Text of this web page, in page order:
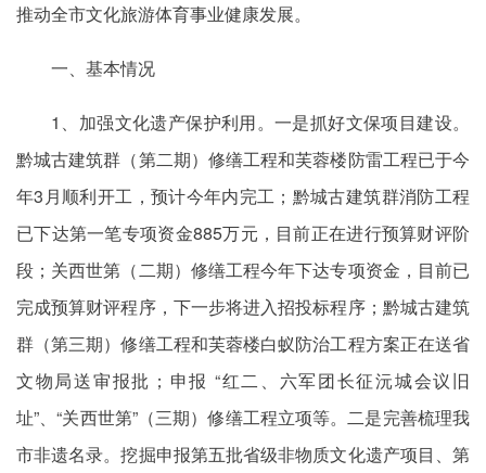
推动全市文化旅游体育事业健康发展。
一、基本情况
1、加强文化遗产保护利用。一是抓好文保项目建设。
黔城古建筑群（第二期）修缮工程和芙蓉楼防雷工程已于今
年3月顺利开工，预计今年内完工；黔城古建筑群消防工程
已下达第一笔专项资金885万元，目前正在进行预算财评阶
段；关西世第（二期）修缮工程今年下达专项资金，目前已
完成预算财评程序，下一步将进入招投标程序；黔城古建筑
群（第三期）修缮工程和芙蓉楼白蚁防治工程方案正在送省
文物局送审报批；申报 “红二、六军团长征沅城会议旧
址”、“关西世第”（三期）修缮工程立项等。二是完善梳理我
市非遗名录。挖掘申报第五批省级非物质文化遗产项目、第